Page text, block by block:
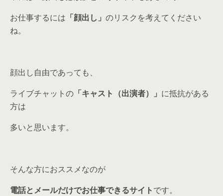
お仕事するには 「顔出し」 のリスクを考えてください
ね。
顔出し自由であっても、
ライブチャットの 「キャスト（出演者）」 に抵抗がある
方は
多いと思います。
そんな方におススメなのが
電話とメールだけでお仕事できるサイトです。